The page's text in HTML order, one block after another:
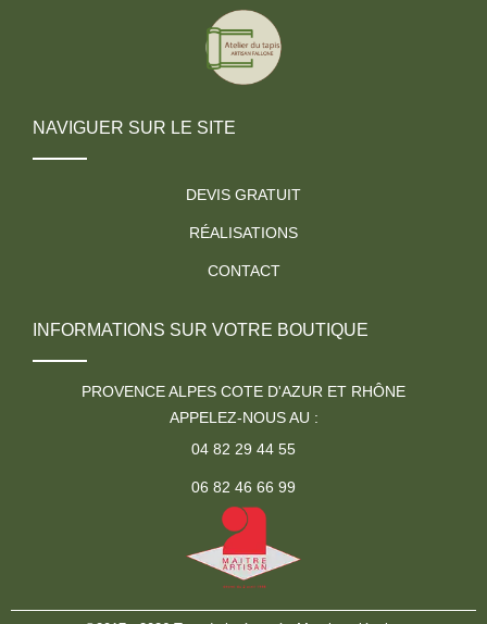
NAVIGUER SUR LE SITE
DEVIS GRATUIT
RÉALISATIONS
CONTACT
INFORMATIONS SUR VOTRE BOUTIQUE
PROVENCE ALPES COTE D'AZUR ET RHÔNE
APPELEZ-NOUS AU :
04 82 29 44 55
06 82 46 66 99